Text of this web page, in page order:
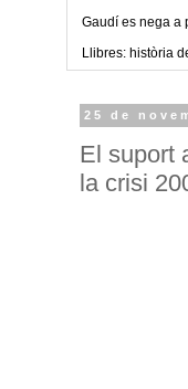
Gaudí es nega a
Llibres: història
25 de
El suport
la crisi